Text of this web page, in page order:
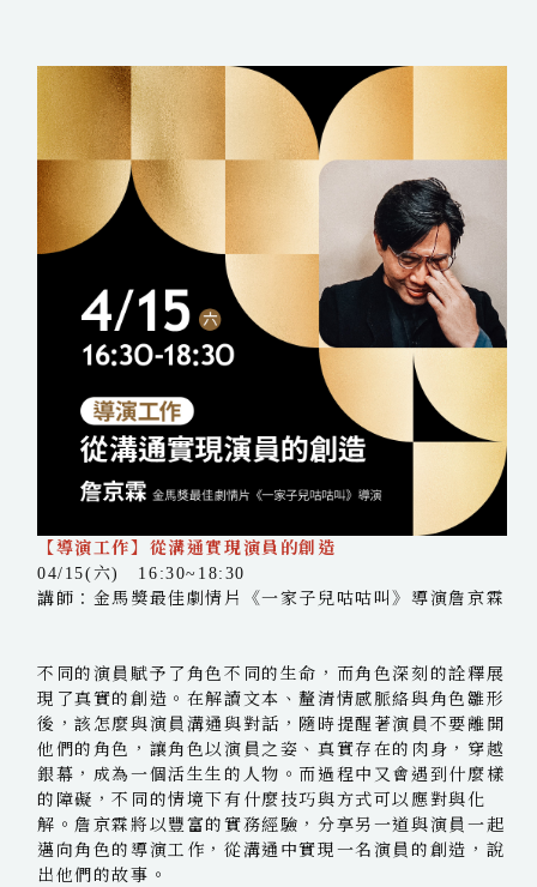
【導演工作】從溝通實現演員的創造
04/15(六) 16:30~18:30
講師：金馬獎最佳劇情片《一家子兒咕咕叫》導演詹京霖
不同的演員賦予了角色不同的生命，而角色深刻的詮釋展
現了真實的創造。在解讀文本、釐清情感脈絡與角色雛形
後，該怎麼與演員溝通與對話，隨時提醒著演員不要離開
他們的角色，讓角色以演員之姿、真實存在的肉身，穿越
銀幕，成為一個活生生的人物。而過程中又會遇到什麼樣
的障礙，不同的情境下有什麼技巧與方式可以應對與化
解。詹京霖將以豐富的實務經驗，分享另一道與演員一起
邁向角色的導演工作，從溝通中實現一名演員的創造，說
出他們的故事。